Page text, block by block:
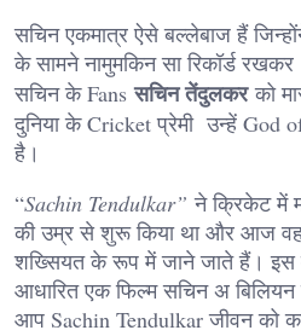
सचिन एकमात्र ऐसे बल्लेबाज हैं
के सामने नामुमकिन सा रिकॉर्ड
सचिन के Fansसचिन तेंदुलकरको
दुनिया के Cricket प्रेमी उन्हें God
है।
“Sachin Tendulkar” ने क्रिकेट में
की उम्र से शुरू किया था और आज वह
शख्सियत के रूप में जाने जाते हैं। इस
आधारित एक फिल्म सचिन अ बिलियन
आप Sachin Tendulkar जीवन को